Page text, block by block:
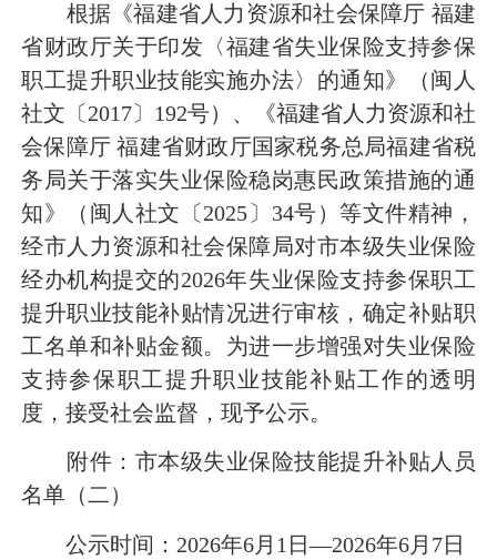
根据《福建省人力资源和社会保障厅 福建
省财政厅关于印发〈福建省失业保险支持参保
职工提升职业技能实施办法〉的通知》（闽人
社文〔2017〕192号）、《福建省人力资源和社
会保障厅 福建省财政厅国家税务总局福建省税
务局关于落实失业保险稳岗惠民政策措施的通
知》（闽人社文〔2025〕34号）等文件精神，
经市人力资源和社会保障局对市本级失业保险
经办机构提交的2026年失业保险支持参保职工
提升职业技能补贴情况进行审核，确定补贴职
工名单和补贴金额。为进一步增强对失业保险
支持参保职工提升职业技能补贴工作的透明
度，接受社会监督，现予公示。
附件：市本级失业保险技能提升补贴人员
名单（二）
公示时间：2026年6月1日—2026年6月7日